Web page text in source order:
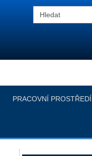
PRACOVNÍ PROSTŘEDÍ